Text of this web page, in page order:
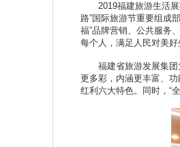
2019福建旅游生活展
路”国际旅游节重要组成
福”品牌营销、公共服务
每个人，满足人民对美好
福建省旅游发展集团党
更多彩，内涵更丰富、
红利六大特色。同时，“